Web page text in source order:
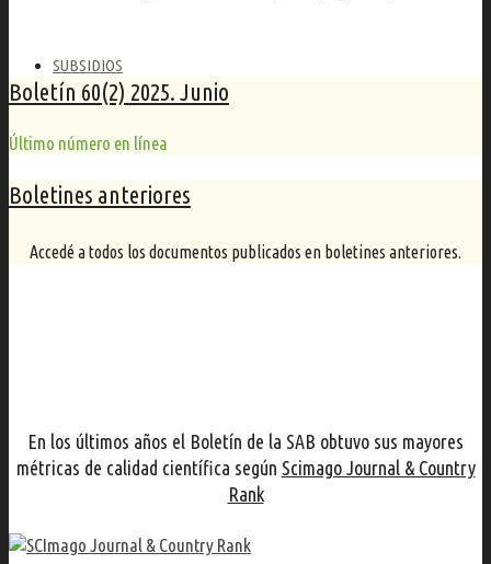
SUBSIDIOS
Boletín 60(2) 2025. Junio
Último número en línea
Boletines anteriores
Accedé a todos los documentos publicados en boletines anteriores.
En los últimos años el Boletín de la SAB obtuvo sus mayores
métricas de calidad científica según Scimago Journal & Country
Rank